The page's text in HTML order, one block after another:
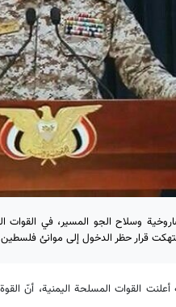
قرار حظر الدخول إلى موانئ
أعلنت القوات المسلحة اليمنية، أنّ